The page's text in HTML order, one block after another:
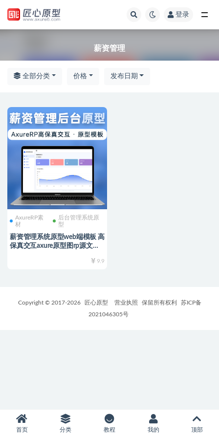
登录
薪资管理
全部分类 价格 发布日期
AxureRP素
材
后台管理系统原
型
薪资管理系统原型web端模板 高
保真交互axure原型图rp源文件
9.9
Copyright © 2017-2026 匠心原型 营业执照 保留所有权利
苏ICP备
2021046305号
首页 分类 教程 我的 顶部